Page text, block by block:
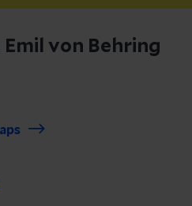
von Behring